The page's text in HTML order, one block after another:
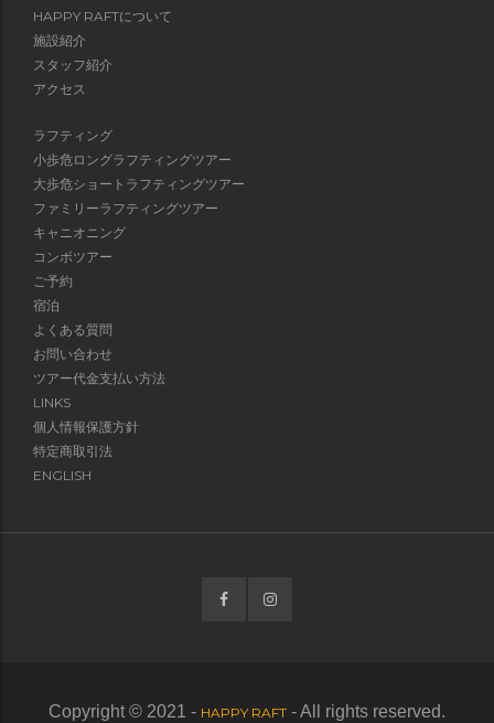
HAPPY RAFTについて
施設紹介
スタッフ紹介
アクセス
ラフティング
小歩危ロングラフティングツアー
大歩危ショートラフティングツアー
ファミリーラフティングツアー
キャニオニング
コンボツアー
ご予約
宿泊
よくある質問
お問い合わせ
ツアー代金支払い方法
LINKS
個人情報保護方針
特定商取引法
ENGLISH
Copyright © 2021 - HAPPY RAFT - All rights reserved.